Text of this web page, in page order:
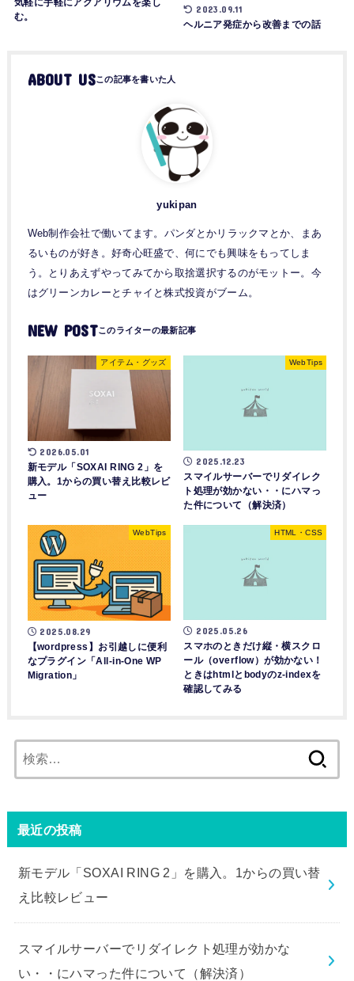
む。
2023.09.11
ヘルニア発症から改善までの話
ABOUT US
yukipan
Web制作会社で働いてます。パンダとかリラックマとか、まあ
るいものが好き。好奇心旺盛で、何にでも興味をもってしま
う。とりあえずやってみてから取捨選択するのがモットー。今
はグリーンカレーとチャイと株式投資がブーム。
NEW POST
アイテム・グッズ
2026.05.01
新モデル「SOXAI RING 2」を
購入。1からの買い替え比較レビ
ュー
WebTips
2025.12.23
スマイルサーバーでリダイレク
ト処理が効かない・・にハマっ
た件について（解決済）
WebTips
2025.08.29
【wordpress】お引越しに便利
なプラグイン「All-in-One WP
Migration」
HTML・CSS
2025.05.26
スマホのときだけ縦・横スクロ
ール（overflow）が効かない！
ときはhtmlとbodyのz-indexを
確認してみる
索:
最近の投稿
新モデル「SOXAI RING 2」を購入。1からの買い替
え比較レビュー
スマイルサーバーでリダイレクト処理が効かな
い・・にハマった件について（解決済）